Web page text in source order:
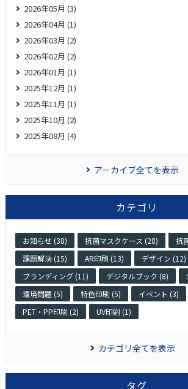
2026年05月 (3)
2026年04月 (1)
2026年03月 (2)
2026年02月 (2)
2026年01月 (1)
2025年12月 (1)
2025年11月 (1)
2025年10月 (2)
2025年08月 (4)
アーカイブ全てを表示
カテゴリ
お知らせ (38) 抗菌マスクケース (28)
抗
課題解決 (15)
AR印刷 (13)
デザイン (12)
ブランディング (11)
デジタルブック (8)
環境問題 (5)
特色印刷 (5)
イベント (3)
PET・PP印刷 (2)
UV印刷 (1)
カテゴリ全てを表示
タグ